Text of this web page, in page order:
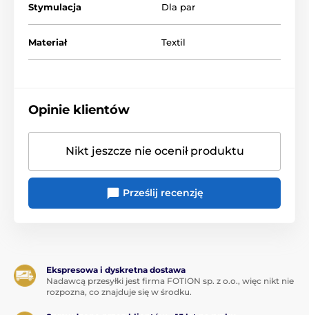
Stymulacja Dla par
Materiał Textil
Opinie klientów
Nikt jeszcze nie ocenił produktu
Prześlij recenzję
Ekspresowa i dyskretna dostawa
Nadawcą przesyłki jest firma FOTION sp. z o.o., więc nikt nie
rozpozna, co znajduje się w środku.